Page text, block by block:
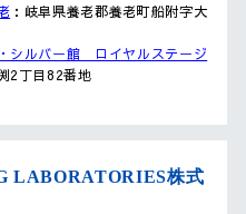
：岐阜県養老郡養老町船附字大
シルバー館 ロイヤルステージ
2丁目82番地
LABORATORIES株式